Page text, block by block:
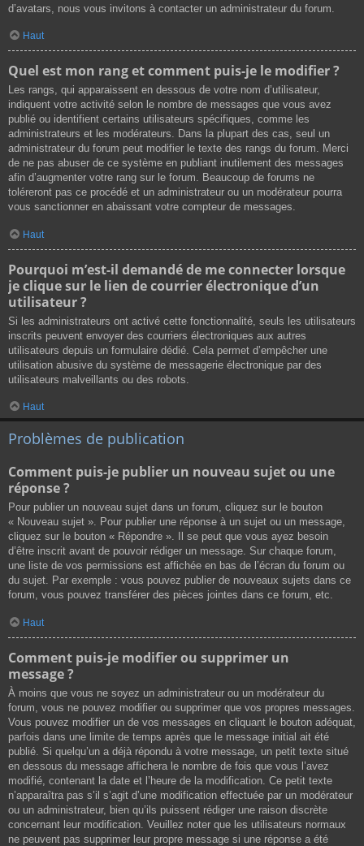
d’avatars, nous vous invitons à contacter un administrateur du forum.
Haut
Quel est mon rang et comment puis-je le modifier ?
Les rangs, qui apparaissent en dessous de votre nom d’utilisateur,
indiquent votre activité selon le nombre de messages que vous avez
publié ou identifient certains utilisateurs spécifiques, comme les
administrateurs et les modérateurs. Dans la plupart des cas, seul un
administrateur du forum peut modifier le texte des rangs du forum. Merci
de ne pas abuser de ce système en publiant inutilement des messages
afin d’augmenter votre rang sur le forum. Beaucoup de forums ne
toléreront pas ce procédé et un administrateur ou un modérateur pourra
vous sanctionner en abaissant votre compteur de messages.
Haut
Pourquoi m’est-il demandé de me connecter lorsque
je clique sur le lien de courrier électronique d’un
utilisateur ?
Si les administrateurs ont activé cette fonctionnalité, seuls les utilisateurs
inscrits peuvent envoyer des courriers électroniques aux autres
utilisateurs depuis un formulaire dédié. Cela permet d’empêcher une
utilisation abusive du système de messagerie électronique par des
utilisateurs malveillants ou des robots.
Haut
Problèmes de publication
Comment puis-je publier un nouveau sujet ou une
réponse ?
Pour publier un nouveau sujet dans un forum, cliquez sur le bouton
« Nouveau sujet ». Pour publier une réponse à un sujet ou un message,
cliquez sur le bouton « Répondre ». Il se peut que vous ayez besoin
d’être inscrit avant de pouvoir rédiger un message. Sur chaque forum,
une liste de vos permissions est affichée en bas de l’écran du forum ou
du sujet. Par exemple : vous pouvez publier de nouveaux sujets dans ce
forum, vous pouvez transférer des pièces jointes dans ce forum, etc.
Haut
Comment puis-je modifier ou supprimer un
message ?
À moins que vous ne soyez un administrateur ou un modérateur du
forum, vous ne pouvez modifier ou supprimer que vos propres messages.
Vous pouvez modifier un de vos messages en cliquant le bouton adéquat,
parfois dans une limite de temps après que le message initial ait été
publié. Si quelqu’un a déjà répondu à votre message, un petit texte situé
en dessous du message affichera le nombre de fois que vous l’avez
modifié, contenant la date et l’heure de la modification. Ce petit texte
n’apparaîtra pas s’il s’agit d’une modification effectuée par un modérateur
ou un administrateur, bien qu’ils puissent rédiger une raison discrète
concernant leur modification. Veuillez noter que les utilisateurs normaux
ne peuvent pas supprimer leur propre message si une réponse a été